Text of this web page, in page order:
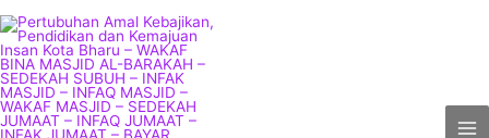
to
content